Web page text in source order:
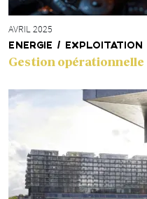
AVRIL 2025
ENERGIE / EXPLOITATION
Gestion opérationnelle